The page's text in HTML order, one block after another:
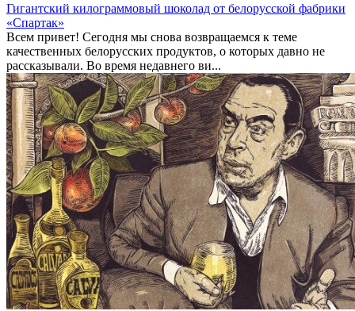
Гигантский килограммовый шоколад от белорусской фабрики
«Спартак»
Всем привет! Сегодня мы снова возвращаемся к теме
качественных белорусских продуктов, о которых давно не
рассказывали. Во время недавнего ви...